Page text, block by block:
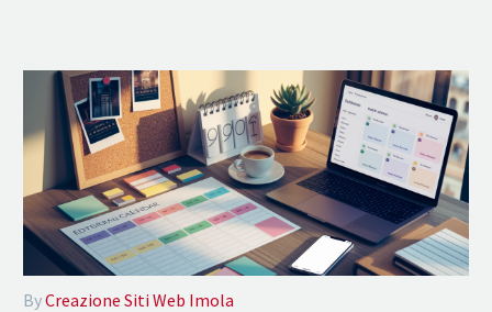
ByCreazione Siti Web Imola